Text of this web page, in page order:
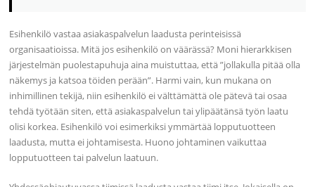
Esihenkilö vastaa asiakaspalvelun laadusta perinteisissä
organisaatioissa. Mitä jos esihenkilö on väärässä? Moni hierarkkisen
järjestelmän puolestapuhuja aina muistuttaa, että ”jollakulla pitää olla
näkemys ja katsoa töiden perään”. Harmi vain, kun mukana on
inhimillinen tekijä, niin esihenkilö ei välttämättä ole pätevä tai osaa
tehdä työtään siten, että asiakaspalvelun tai ylipäätänsä työn laatu
olisi korkea. Esihenkilö voi esimerkiksi ymmärtää lopputuotteen
laadusta, mutta ei johtamisesta. Huono johtaminen vaikuttaa
lopputuotteen tai palvelun laatuun.